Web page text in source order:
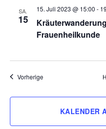
SA.
15
Frauenheilkunde
15. Juli 2023 @ 15:00 -
VorherigeVeranstaltungen
KALENDER